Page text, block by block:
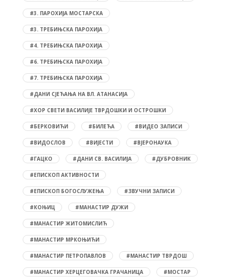
#3. ПАРОХИЈА МОСТАРСКА
#3. ТРЕБИЊСКА ПАРОХИЈА
#4. ТРЕБИЊСКА ПАРОХИЈА
#6. ТРЕБИЊСКА ПАРОХИЈА
#7. ТРЕБИЊСКА ПАРОХИЈА
#ДАНИ СЈЕЋАЊА НА ВЛ. АТАНАСИЈА
#ХОР СВЕТИ ВАСИЛИЈЕ ТВРДОШКИ И ОСТРОШКИ
#БЕРКОВИЋИ #БИЛЕЋА #ВИДЕО ЗАПИСИ
#ВИДОСЛОВ #ВИЈЕСТИ #ВЈЕРОНАУКА
#ГАЦКО #ДАНИ СВ. ВАСИЛИЈА #ДУБРОВНИК
#ЕПИСКОП АКТИВНОСТИ
#ЕПИСКОП БОГОСЛУЖЕЊА #ЗВУЧНИ ЗАПИСИ
#КОЊИЦ #МАНАСТИР ДУЖИ
#МАНАСТИР ЖИТОМИСЛИЋ
#МАНАСТИР МРКОЊИЋИ
#МАНАСТИР ПЕТРОПАВЛОВ #МАНАСТИР ТВРДОШ
#МАНАСТИР ХЕРЦЕГОВАЧКА ГРАЧАНИЦА #МОСТАР